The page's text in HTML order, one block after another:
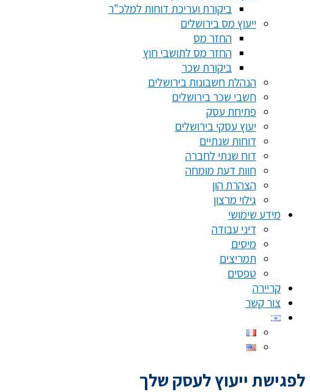
ביקורת ועריכת דוחות למלכ"ר
ייעוץ מס בירושלים
החזר מס
החזר מס לתושבי חוץ
ביקורת שכר
הנהלת חשבונות בירושלים
חשבי שכר בירושלים
פתיחת עסק
יעוץ עסקי בירושלים
דוחות שנתיים
דוח שנתי לחברה
חוות דעת מומחה
הצהרת הון
גילוי מרצון
מידע שימושי
דיני עבודה
מיסים
תמריצים
טפסים
קריירה
צור קשר
לפגישת ייעוץ לעסק שלך